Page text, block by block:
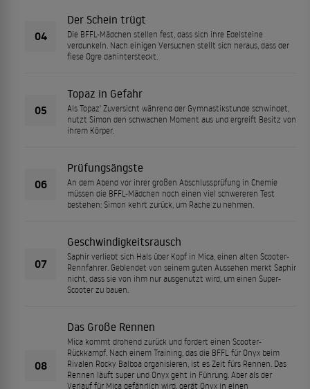
04
Der Schein trügt
Die BFFL-Mädchen stellen fest, dass sich ihre Edelsteine
verdunkeln. Nach einigen Versuchen stellt sich heraus, dass der
fiese Ogre dahintersteckt.
05
Topaz in Gefahr
Als Topaz' Zuversicht während der Gymnastikstunde schwindet,
nutzt Simon den schwachen Moment aus und ergreift Besitz von
ihrem Körper.
06
Prüfungsängste
An dem Abend vor ihrer großen Abschlussprüfung in Chemie
müssen die BFFL-Mädchen noch einen viel schwereren Test
bestehen: Simon kehrt zurück, um Rache zu nehmen.
07
Geschwindigkeitsrausch
Saphir verliebt sich Hals über Kopf in Mica, einen alten Scooter-
Rennfahrer. Geblendet von seinem guten Aussehen merkt Saphir
nicht, dass sie von ihm nur ausgenutzt wird, um einen Super-
Scooter zu bauen.
08
Das Große Rennen
Mica kommt drohend zurück und fordert einen Scooter-
Rückkampf. Nach einem Training, das die BFFL für Onyx beim
Rivalen Rocky Balboa organisieren, ist es Zeit fürs Rennen. Das
Rennen läuft super und Onyx geht in Führung. Aber als der
Verlauf für Mica gefährlich wird, gerät Onyx in einen